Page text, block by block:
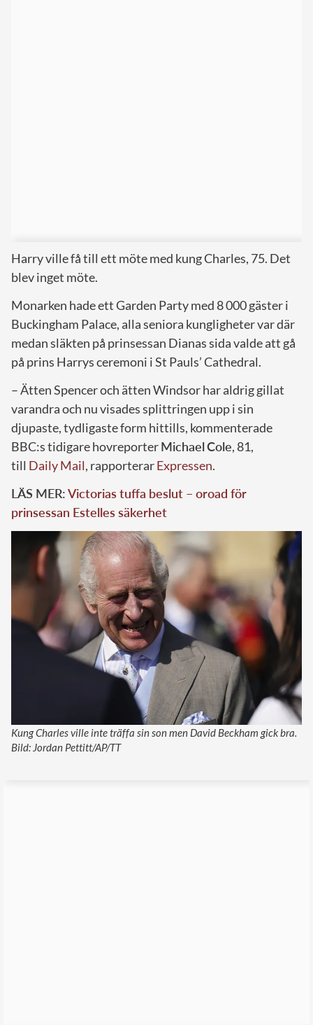
Harry ville få till ett möte med kung Charles, 75. Det
blev inget möte.
Monarken hade ett Garden Party med 8 000 gäster i
Buckingham Palace, alla seniora kungligheter var där
medan släkten på prinsessan Dianas sida valde att gå
på prins Harrys ceremoni i St Pauls’ Cathedral.
– Ätten Spencer och ätten Windsor har aldrig gillat
varandra och nu visades splittringen upp i sin
djupaste, tydligaste form hittills, kommenterade
BBC:s tidigare hovreporterMichaelCole, 81,
till Daily Mail, rapporterarExpressen.
LÄS MER:Victorias tuffa beslut – oroad för
prinsessan Estelles säkerhet
Kung Charles ville inte träffa sin son men David Beckham gick bra.
Bild: Jordan Pettitt/AP/TT